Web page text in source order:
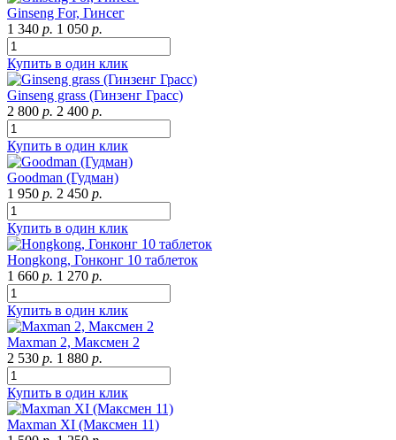
Ginseng For, Гинсег
1 340 р. 1 050 р.
Купить в один клик
Ginseng grass (Гинзенг Грасс)
2 800 р. 2 400 р.
Купить в один клик
Goodman (Гудман)
1 950 р. 2 450 р.
Купить в один клик
Hongkong, Гонконг 10 таблеток
1 660 р. 1 270 р.
Купить в один клик
Maxman 2, Максмен 2
2 530 р. 1 880 р.
Купить в один клик
Maxman XI (Максмен 11)